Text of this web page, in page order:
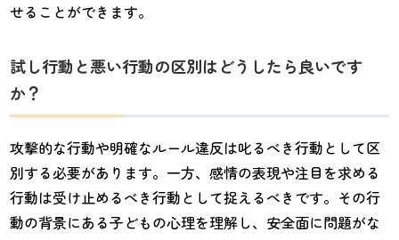
せることができます。
試し行動と悪い行動の区別はどうしたら良いです
か？
攻撃的な行動や明確なルール違反は叱るべき行動として区
別する必要があります。一方、感情の表現や注目を求める
行動は受け止めるべき行動として捉えるべきです。その行
動の背景にある子どもの心理を理解し、安全面に問題がな